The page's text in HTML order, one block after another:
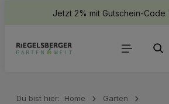
springenJetzt 2% mit Gutschein-Code
Du bist hier: Home
Garten